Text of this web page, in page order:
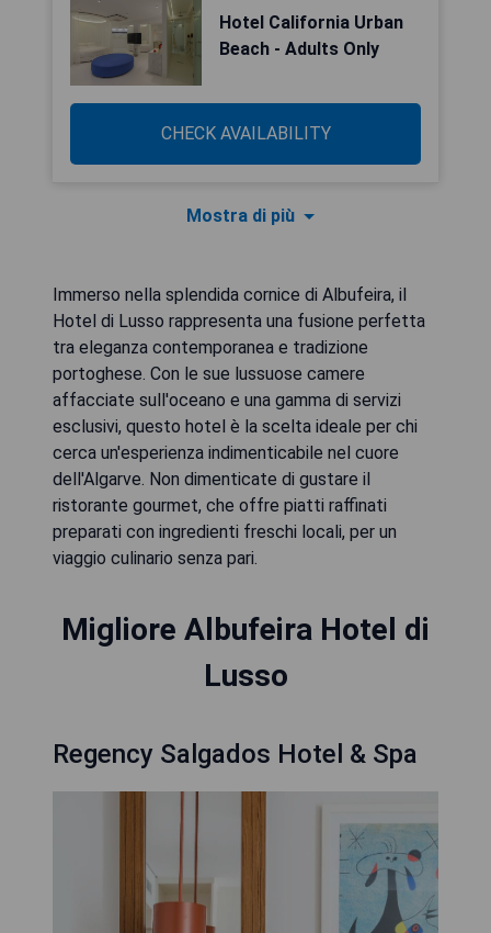
Hotel California Urban
Beach - Adults Only
CHECK AVAILABILITY
Mostra di più
Immerso nella splendida cornice di Albufeira, il
Hotel di Lusso rappresenta una fusione perfetta
tra eleganza contemporanea e tradizione
portoghese. Con le sue lussuose camere
affacciate sull'oceano e una gamma di servizi
esclusivi, questo hotel è la scelta ideale per chi
cerca un'esperienza indimenticabile nel cuore
dell'Algarve. Non dimenticate di gustare il
ristorante gourmet, che offre piatti raffinati
preparati con ingredienti freschi locali, per un
viaggio culinario senza pari.
Migliore Albufeira Hotel di
Lusso
Regency Salgados Hotel & Spa